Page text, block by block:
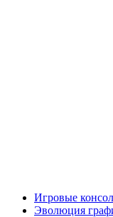
Игровые
Эволюция